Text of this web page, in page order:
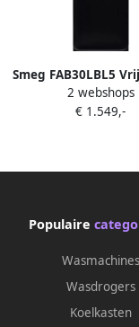
Smeg FAB30LBL5
Koel-
50&apos;s Style
2 webshops
€ 1.549,-
Populaire
Wasmachines
Wasdrogers
Koelkasten